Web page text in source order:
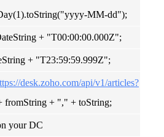
MM-dd");
+ "T00:00:00.000Z";
+ "T23:59:59.999Z";
desk.zoho.com/api/v1/articles?
fromString + "," + toString;
your DC